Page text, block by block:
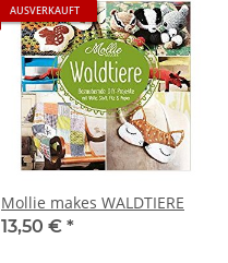
AUSVERKAUFT
Mollie makes WALDTIERE
13,50 € *